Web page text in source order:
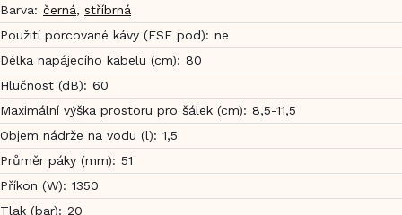
Barva: černá, stříbrná
Použití porcované kávy (ESE pod): ne
Délka napájecího kabelu (cm): 80
Hlučnost (dB): 60
Maximální výška prostoru pro šálek (cm): 8,5-11,5
Objem nádrže na vodu (l): 1,5
Průměr páky (mm): 51
Příkon (W): 1350
Tlak (bar): 20